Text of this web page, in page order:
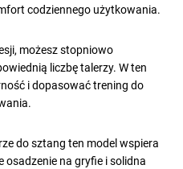
codziennego użytkowania.
możesz stopniowo
liczbę talerzy. W ten
i dopasować trening do
do sztang ten model wspiera
osadzenie na gryfie i solidna